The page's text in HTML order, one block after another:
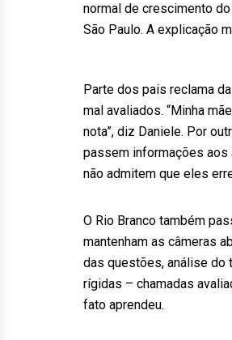
normal de crescimento
São Paulo. A explicação
Parte dos pais reclama
mal avaliados. “Minha
nota”, diz Daniele. Por
passem informações aos
não admitem que eles
O Rio Branco também
mantenham as câmeras
das questões, análise do
rígidas – chamadas
fato aprendeu.